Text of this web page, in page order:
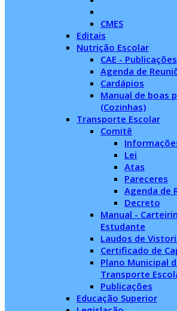
CMES
Editais
Nutrição Escolar
CAE - Publicações
Agenda de
Cardápios
Manual de boas
(Cozinhas)
Transporte Escolar
Comitê
Lei
Atas
Pareceres
Agenda de
Decreto
Manual -
Estudante
Laudos de
Certificado de
Plano Municipal
Transporte
Publicações
Educação Superior